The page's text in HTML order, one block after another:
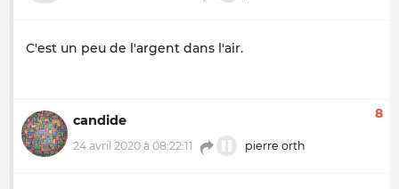
C'est un peu de l'argent dans l'air.
candide
24 avril 2020 à 08:22:11 pierre orth
8